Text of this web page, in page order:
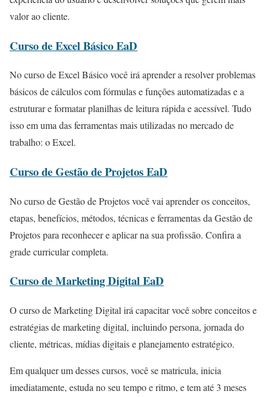
valor ao cliente.
Curso de Excel Básico EaD
No curso de Excel Básico você irá aprender a resolver problemas
básicos de cálculos com fórmulas e funções automatizadas e a
estruturar e formatar planilhas de leitura rápida e acessível. Tudo
isso em uma das ferramentas mais utilizadas no mercado de
trabalho: o Excel.
Curso de Gestão de Projetos EaD
No curso de Gestão de Projetos você vai aprender os conceitos,
etapas, benefícios, métodos, técnicas e ferramentas da Gestão de
Projetos para reconhecer e aplicar na sua profissão. Confira a
grade curricular completa.
Curso de Marketing Digital EaD
O curso de Marketing Digital irá capacitar você sobre conceitos e
estratégias de marketing digital, incluindo persona, jornada do
cliente, métricas, mídias digitais e planejamento estratégico.
Em qualquer um desses cursos, você se matricula, inicia
imediatamente, estuda no seu tempo e ritmo, e tem até 3 meses